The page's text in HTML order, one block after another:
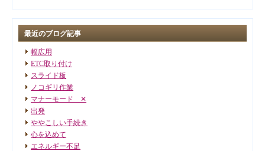
最近のブログ記事
幅広用
ETC取り付け
スライド板
ノコギリ作業
マナーモード ✕
出発
ややこしい手続き
心を込めて
エネルギー不足